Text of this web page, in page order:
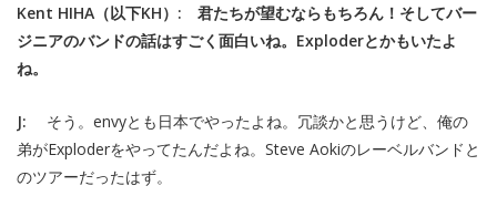
Kent HIHA（以下KH）: 君たちが望むならもちろん！そしてバー
ジニアのバンドの話はすごく面白いね。Exploderとかもいたよ
ね。
J: そう。envyとも日本でやったよね。冗談かと思うけど、俺の
弟がExploderをやってたんだよね。Steve Aokiのレーベルバンドと
のツアーだったはず。